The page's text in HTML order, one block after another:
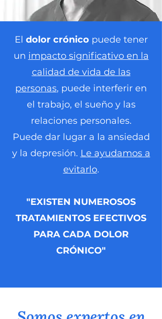
El dolor crónicopuede tener
un impacto significativo en la
calidad de vida de las
personas, puede interferir en
el trabajo, el sueño y las
relaciones personales.
Puede dar lugar a la ansiedad
y la depresión. Le ayudamos a
evitarlo.
"EXISTEN NUMEROSOS
TRATAMIENTOS EFECTIVOS
PARA CADA DOLOR
CRÓNICO"